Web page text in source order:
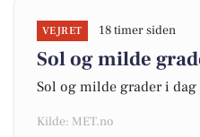
VEJRET 18 timer siden
Sol og milde
Sol og milde grader i dag
Kilde: MET.no